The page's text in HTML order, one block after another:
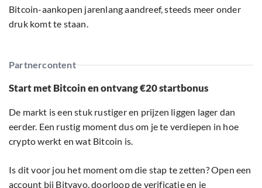
Bitcoin-aankopen jarenlang aandreef, steeds meer onder
druk komt te staan.
Partnercontent
Start met Bitcoin en ontvang €20 startbonus
De markt is een stuk rustiger en prijzen liggen lager dan
eerder. Een rustig moment dus om je te verdiepen in hoe
crypto werkt en wat Bitcoin is.
Is dit voor jou het moment om die stap te zetten? Open een
account bij Bitvavo, doorloop de verificatie en je